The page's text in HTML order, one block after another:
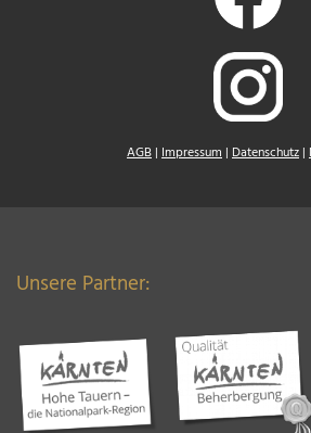
AGB | Impressum | Datenschutz |
Unsere Partner: